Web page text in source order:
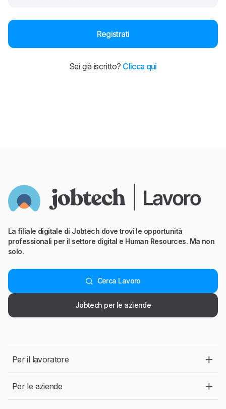
Registrati
Sei già iscritto? Clicca qui
La filiale digitale di Jobtech dove trovi le opportunità
professionali per il settore digital e Human Resources. Ma non
solo.
Cerca Lavoro
Jobtech per le aziende
Per il lavoratore
Per le aziende